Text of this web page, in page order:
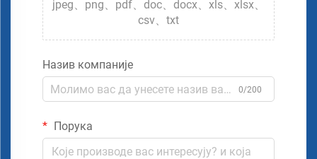
jpeg、png、pdf、doc、docx、xls、xlsx、
csv、txt
Назив компаније
0/200
Порука